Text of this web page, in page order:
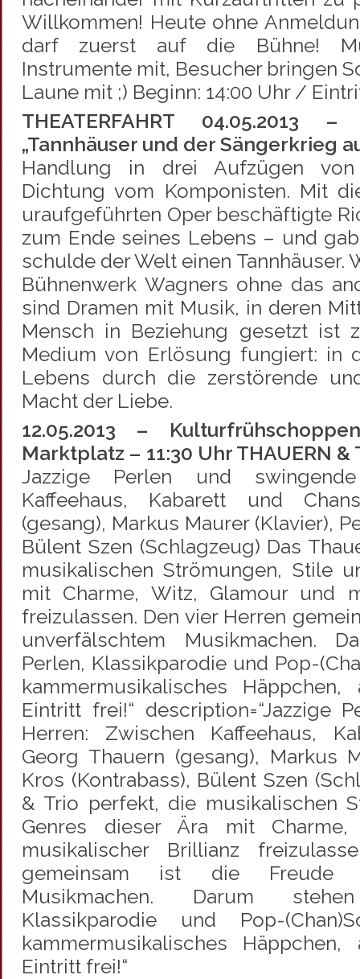
Willkommen! Heute ohne
darf zuerst auf die Bühne!
Instrumente mit, Besucher bringen
Laune mit ;) Beginn: 14:00 Uhr /
THEATERFAHRT 04.05.2013
„Tannhäuser und der Sängerkrieg
Handlung in drei Aufzügen
Dichtung vom Komponisten. Mit
uraufgeführten Oper beschäftigte
zum Ende seines Lebens – und
schulde der Welt einen Tannhäuser.
Bühnenwerk Wagners ohne das
sind Dramen mit Musik, in deren
Mensch in Beziehung gesetzt ist
Medium von Erlösung fungiert: in
Lebens durch die zerstörende
Macht der Liebe.
12.05.2013 –
Marktplatz – 11:30 Uhr THAUERN &
Jazzige Perlen und
Kaffeehaus, Kabarett und
(gesang), Markus Maurer (Klavier),
Bülent Szen (Schlagzeug) Das
musikalischen Strömungen, Stile
mit Charme, Witz, Glamour und
freizulassen. Den vier Herren
unverfälschtem Musikmachen.
Perlen, Klassikparodie und Pop-
kammermusikalisches
Eintritt frei!“ description=“Jazzige
Herren: Zwischen Kaffeehaus,
Georg Thauern (gesang), Markus
Kros (Kontrabass), Bülent Szen
& Trio perfekt, die musikalischen
Genres dieser Ära mit
musikalischer Brillianz
gemeinsam ist die Freude
Musikmachen. Darum
Klassikparodie und Pop-
kammermusikalisches
Eintritt frei!“